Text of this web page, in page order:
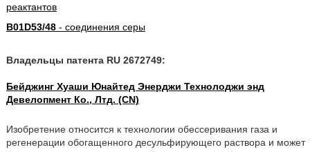
реактантов
B01D53/48- соединения серы
Владельцы патента RU 2672749:
Бейджинг Хуаши Юнайтед Энерджи Технолоджи энд
Девелопмент Ко., Лтд. (CN)
Изобретение относится к технологии обессеривания газа и
регенерации обогащенного десульфирующего раствора и может